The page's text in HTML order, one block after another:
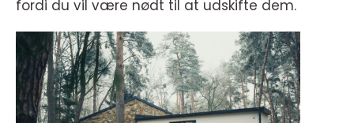
fordi du vil være nødt til at udskifte dem.